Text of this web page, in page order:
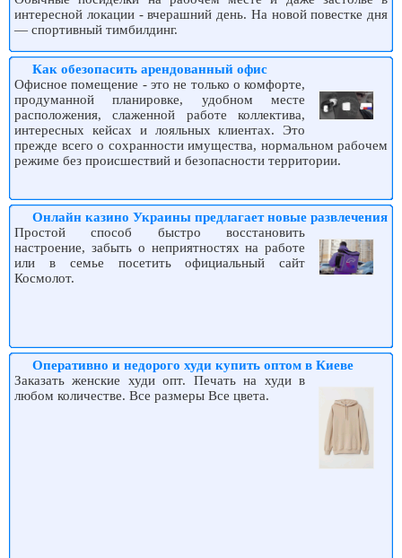
интересной локации - вчерашний день. На новой повестке дня
— спортивный тимбилдинг.
Как обезопасить арендованный офис
Офисное помещение - это не только о комфорте,
продуманной планировке, удобном месте
расположения, слаженной работе коллектива,
интересных кейсах и лояльных клиентах. Это
прежде всего о сохранности имущества, нормальном рабочем
режиме без происшествий и безопасности территории.
Онлайн казино Украины предлагает новые развлечения
Простой способ быстро восстановить
настроение, забыть о неприятностях на работе
или в семье посетить официальный сайт
Космолот.
Оперативно и недорого худи купить оптом в Киеве
Заказать женские худи опт. Печать на худи в
любом количестве. Все размеры Все цвета.